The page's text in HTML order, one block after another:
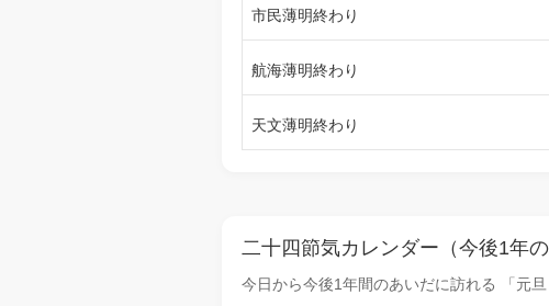
市民薄明終わり
航海薄明終わり
天文薄明終わり
二十四節気カレンダー（今後1年
今日から今後1年間のあいだに訪れる 「元